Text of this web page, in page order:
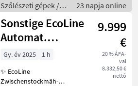
Szőlészeti gépek /
Pincészeti gépek
23 napja online
Sonstige EcoLine
Automat.
Zwischenstockmäher
Ostraticky
9.999
€
20 % ÁFA-
val
8.332,50 €
nettó
Gy. év 2025
1 h
✨ EcoLine
Zwischenstockmäh-